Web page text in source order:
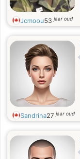
Jcmoou53jaar oud
Sandrina27jaar oud